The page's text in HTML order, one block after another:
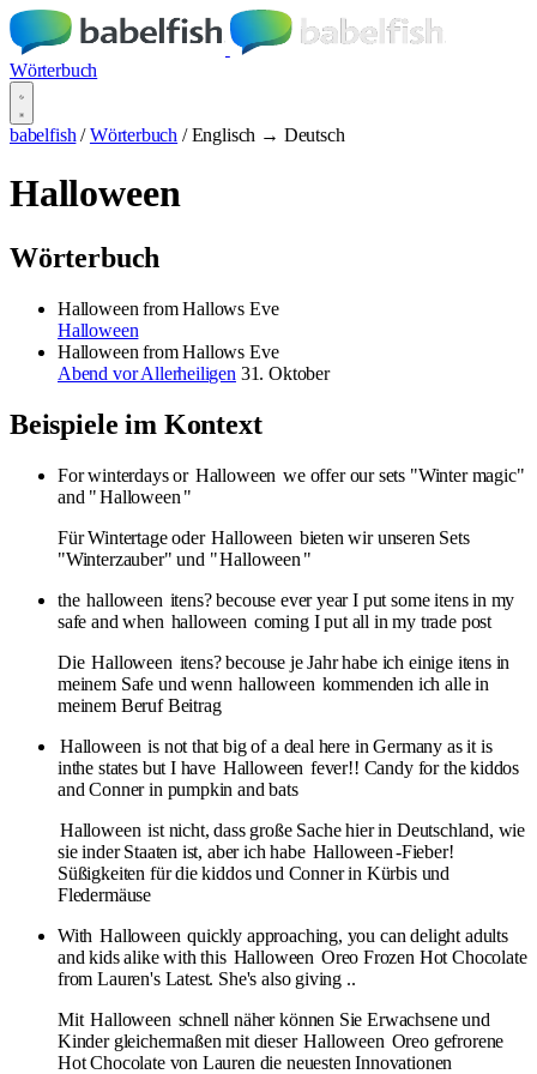
Wörterbuch
babelfish / Wörterbuch / Englisch → Deutsch
Halloween
Wörterbuch
Halloween from Hallows Eve
Halloween
Halloween from Hallows Eve
Abend vor Allerheiligen 31. Oktober
Beispiele im Kontext
For winterdays or Halloween we offer our sets "Winter magic"
and "Halloween "
Für Wintertage oder Halloween bieten wir unseren Sets
"Winterzauber" und "Halloween "
the halloween itens? becouse ever year I put some itens in my
safe and when halloween coming I put all in my trade post
Die Halloween itens? becouse je Jahr habe ich einige itens in
meinem Safe und wenn halloween kommenden ich alle in
meinem Beruf Beitrag
Halloween is not that big of a deal here in Germany as it is
inthe states but I have Halloween fever!! Candy for the kiddos
and Conner in pumpkin and bats
Halloween ist nicht, dass große Sache hier in Deutschland, wie
sie inder Staaten ist, aber ich habe Halloween-Fieber!
Süßigkeiten für die kiddos und Conner in Kürbis und
Fledermäuse
With Halloween quickly approaching, you can delight adults
and kids alike with this Halloween Oreo Frozen Hot Chocolate
from Lauren's Latest. She's also giving ..
Mit Halloween schnell näher können Sie Erwachsene und
Kinder gleichermaßen mit dieser Halloween Oreo gefrorene
Hot Chocolate von Lauren die neuesten Innovationen